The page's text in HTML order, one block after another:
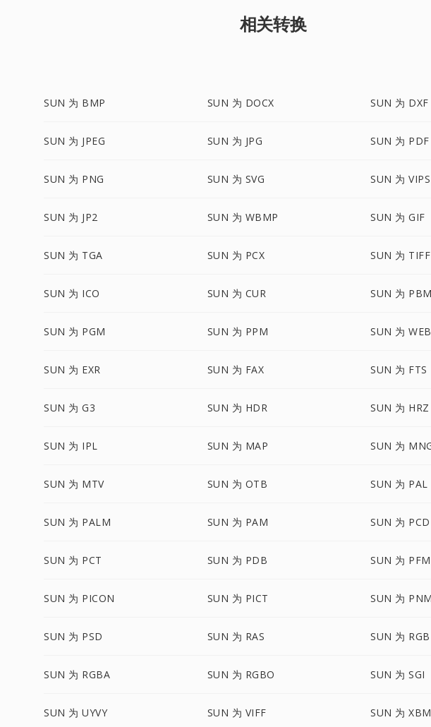
相关转换
SUN 为 BMP SUN 为 DOCX SUN 为 DXF
SUN 为 JPEG SUN 为 JPG SUN 为 PDF
SUN 为 PNG SUN 为 SVG SUN 为 VIPS
SUN 为 JP2 SUN 为 WBMP SUN 为 GIF
SUN 为 TGA SUN 为 PCX SUN 为 TIFF
SUN 为 ICO SUN 为 CUR SUN 为
SUN 为 PGM SUN 为 PPM SUN 为
SUN 为 EXR SUN 为 FAX SUN 为 FTS
SUN 为 G3 SUN 为 HDR SUN 为 HRZ
SUN 为 IPL SUN 为 MAP SUN 为
SUN 为 MTV SUN 为 OTB SUN 为 PAL
SUN 为 PALM SUN 为 PAM SUN 为 PCD
SUN 为 PCT SUN 为 PDB SUN 为 PFM
SUN 为 PICON SUN 为 PICT SUN 为
SUN 为 PSD SUN 为 RAS SUN 为 RGB
SUN 为 RGBA SUN 为 RGBO SUN 为 SGI
SUN 为 UYVY SUN 为 VIFF SUN 为 XBM